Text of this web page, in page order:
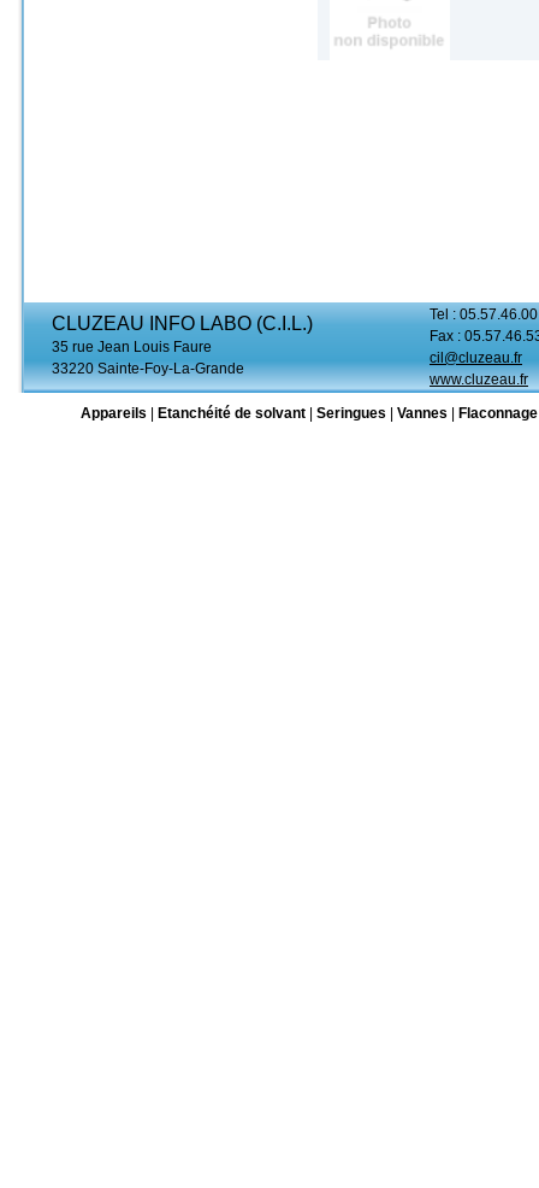
CLUZEAU INFO LABO (C.I.L.)
35 rue Jean Louis Faure
33220 Sainte-Foy-La-Grande
Tel :
Fax :
cil@cluzeau.fr
www.cluzeau.fr
Appareils
Etanchéité de solvant Seringues Vannes Flaconnage